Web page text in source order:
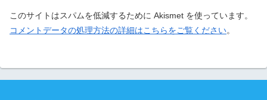
このサイトはスパムを低減するために Akismet を使っています。
コメントデータの処理方法の詳細はこちらをご覧ください。